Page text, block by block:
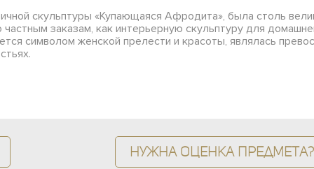
скульптуры «Купающаяся Афродита», была столь
заказам, как интерьерную скульптуру для
символом женской прелести и красоты, являлась
Нужна оценка предмета?